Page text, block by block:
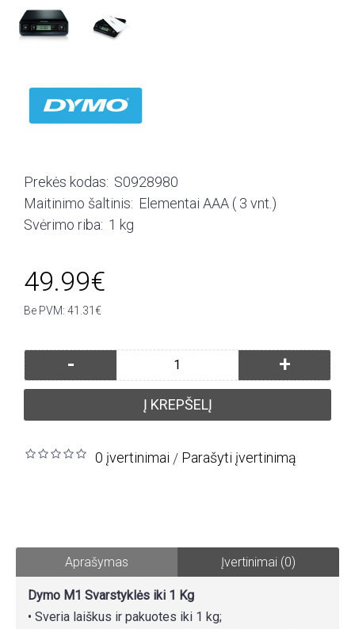
Prekės kodas: S0928980
Maitinimo šaltinis: Elementai AAA ( 3 vnt.)
Svėrimo riba: 1 kg
49.99€
Be PVM: 41.31€
- +
Į KREPŠELĮ
0 įvertinimai / Parašyti įvertinimą
Aprašymas Įvertinimai (0)
Dymo M1 Svarstyklės iki 1 Kg
• Sveria laiškus ir pakuotes iki 1 kg;